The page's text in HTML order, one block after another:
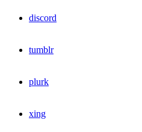
discord
tumblr
plurk
xing